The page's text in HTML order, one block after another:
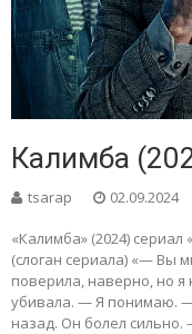
Калимба
tsarap 02.09.2024
«Калимба» (2024)
(слоган сериала) «— Вы
поверила, наверно, но
убивала. — Я понимаю.
назад. Он болел